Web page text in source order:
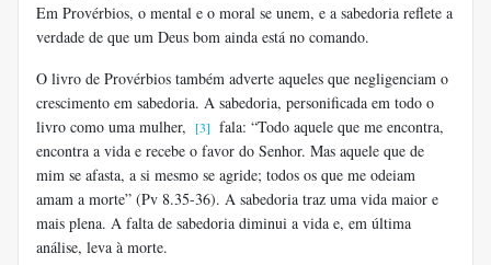
Em Provérbios, o mental e o moral se unem, e a sabedoria reflete a
verdade de que um Deus bom ainda está no comando.
O livro de Provérbios também adverte aqueles que negligenciam o
crescimento em sabedoria. A sabedoria, personificada em todo o
livro como uma mulher,
[3] fala: “Todo aquele que me encontra,
encontra a vida e recebe o favor do Senhor. Mas aquele que de
mim se afasta, a si mesmo se agride; todos os que me odeiam
amam a morte” (Pv 8.35-36). A sabedoria traz uma vida maior e
mais plena. A falta de sabedoria diminui a vida e, em última
análise, leva à morte.